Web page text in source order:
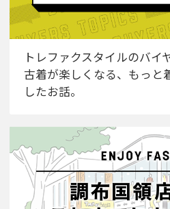
トレファクスタイルのバイ
古着が楽しくなる、もっと
したお話。